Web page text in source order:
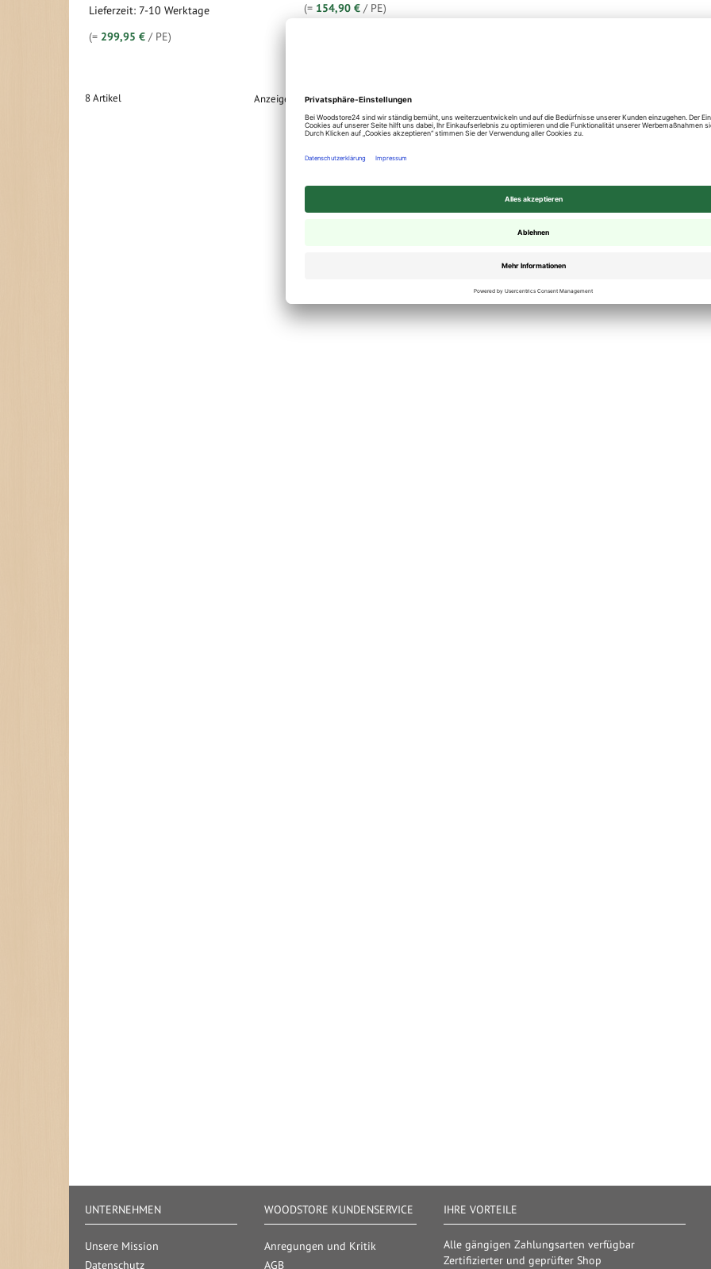
Lieferzeit: 7-10 Werktage
(= 299,95 € / PE)
(= 154,90 €/ PE)
8Artikel Anzeigen pro Seite
UNTERNEHMEN
Unsere Mission
Datenschutz
WOODSTORE KUNDENSERVICE
Anregungen und Kritik
AGB
IHRE VORTEILE
Alle gängigen Zahlungsarten verfügbar
Zertifizierter und geprüfter Shop